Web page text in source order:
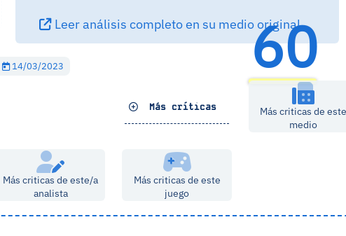
Leer análisis completo en su medio original
60
14/03/2023
Más críticas
Más criticas de este
medio
Más criticas de este/a
analista
Más criticas de este
juego